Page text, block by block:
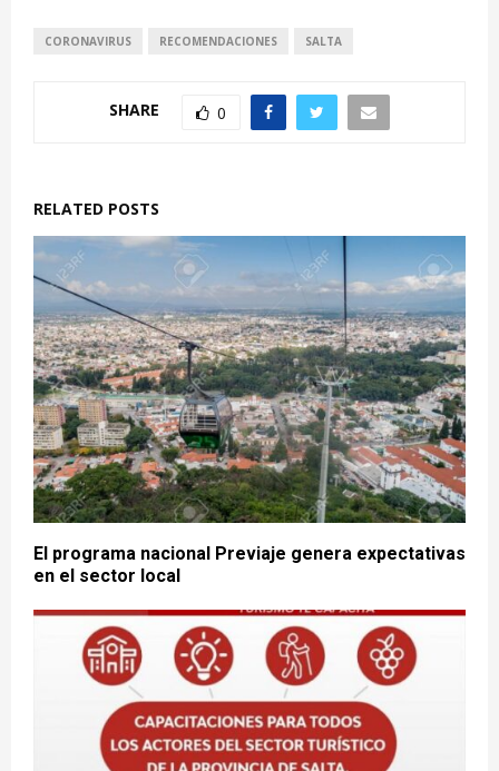
CORONAVIRUS RECOMENDACIONES SALTA
SHARE 0
RELATED POSTS
El programa nacional Previaje genera expectativas
en el sector local